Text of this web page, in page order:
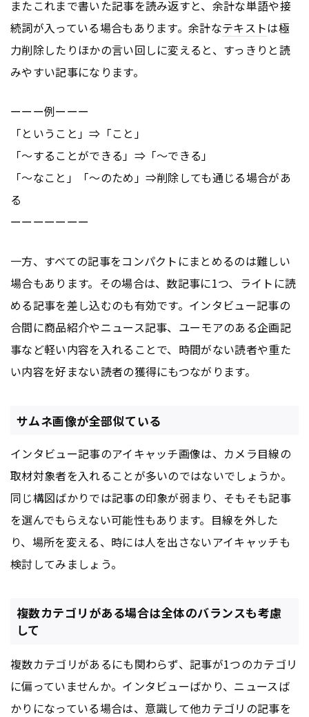
またこれまで書いた記事を読み返すと、余計な単語や接
続詞が入っている場合もあります。余計なテキストは極
力削除したりほかの言い回しに変えると、すっきりと読
みやすい記事になります。
ーーー例ーーー
「ということ」⇒「こと」
「～することができる」⇒「～できる」
「～なこと」「～のため」⇒削除しても通じる場合があ
る
ーーーーーーー
一方、すべての記事をコンパクトにまとめるのは難しい
場合もあります。その場合は、数記事に1つ、ライトに読
める記事を差し込むのも有効です。インタビュー記事の
合間に商品紹介やニュース記事、ユーモアのある企画記
事など軽い内容を入れることで、時間がない読者や重た
い内容を好まない読者の獲得にもつながります。
サムネ画像が全部似ている
インタビュー記事のアイキャッチ画像は、カメラ目線の
取材対象者を入れることが多いのではないでしょうか。
同じ構図ばかりでは記事の印象が弱まり、そもそも記事
を選んでもらえない可能性もあります。目線を外した
り、場所を変える、時には人を出さないアイキャッチも
検討してみましょう。
複数カテゴリがある場合は全体のバランスも考慮
して
複数カテゴリがあるにも関わらず、記事が1つのカテゴリ
に偏っていませんか。インタビューばかり、ニュースば
かりになっている場合は、意識して他カテゴリの記事を